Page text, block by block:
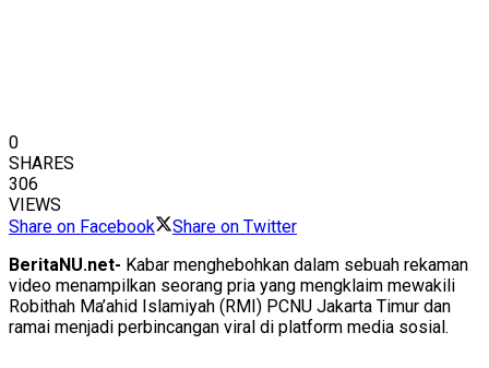
0
SHARES
306
VIEWS
Share on Facebook
Share on Twitter
BeritaNU.net- Kabar menghebohkan dalam sebuah rekaman
video menampilkan seorang pria yang mengklaim mewakili
Robithah Ma’ahid Islamiyah (RMI) PCNU Jakarta Timur dan
ramai menjadi perbincangan viral di platform media sosial.